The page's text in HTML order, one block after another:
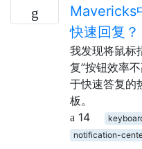
Mavericks
快速回复？
我发现将鼠标
复”按钮效率
于快速答复的
板。
14
notification-